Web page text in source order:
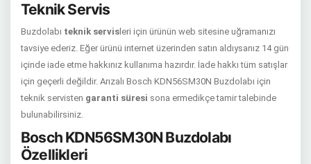
Teknik Servis
Buzdolabı teknik servis leri için ürünün web sitesine uğramanızı
tavsiye ederiz. Eğer ürünü internet üzerinden satın aldıysanız 14 gün
içinde iade etme hakkınız kullanıma hazırdır. İade hakkı tüm satışlar
için geçerli değildir. Arızalı Bosch KDN56SM30N Buzdolabı için
teknik servisten garanti süresi sona ermedikçe tamir talebinde
bulunabilirsiniz.
Bosch KDN56SM30N Buzdolabı
Özellikleri